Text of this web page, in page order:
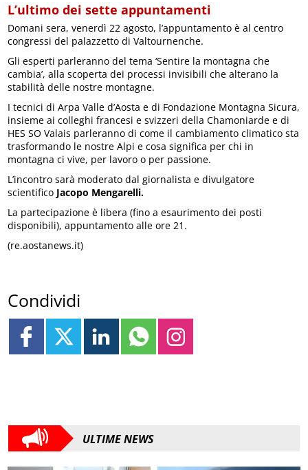
L’ultimo dei sette appuntamenti
Domani sera, venerdì 22 agosto, l’appuntamento è al centro
congressi del palazzetto di Valtournenche.
Gli esperti parleranno del tema ‘Sentire la montagna che
cambia’, alla scoperta dei processi invisibili che alterano la
stabilità delle nostre montagne.
I tecnici di Arpa Valle d’Aosta e di Fondazione Montagna Sicura,
insieme ai colleghi francesi e svizzeri della Chamoniarde e di
HES SO Valais parleranno di come il cambiamento climatico sta
trasformando le nostre Alpi e cosa significa per chi in
montagna ci vive, per lavoro o per passione.
L’incontro sarà moderato dal giornalista e divulgatore
scientifico Jacopo Mengarelli.
La partecipazione è libera (fino a esaurimento dei posti
disponibili), appuntamento alle ore 21.
(re.aostanews.it)
Condividi
ULTIME NEWS